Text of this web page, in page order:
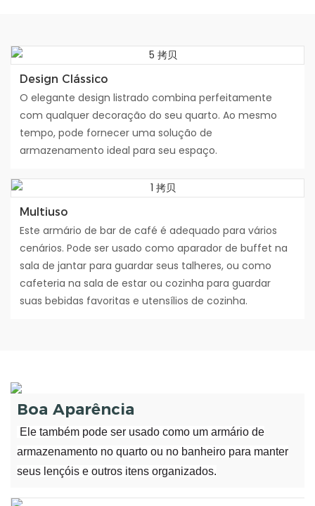
Design Clássico
O elegante design listrado combina perfeitamente
com qualquer decoração do seu quarto. Ao mesmo
tempo, pode fornecer uma solução de
armazenamento ideal para seu espaço.
Multiuso
Este armário de bar de café é adequado para vários
cenários. Pode ser usado como aparador de buffet na
sala de jantar para guardar seus talheres, ou como
cafeteria na sala de estar ou cozinha para guardar
suas bebidas favoritas e utensílios de cozinha.
Boa Aparência
Ele também pode ser usado como um armário de
armazenamento no quarto ou no banheiro para manter
seus lençóis e outros itens organizados.